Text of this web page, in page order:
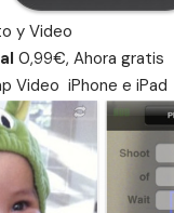
y Video
0,99€, Ahora gratis
Video iPhone e iPad